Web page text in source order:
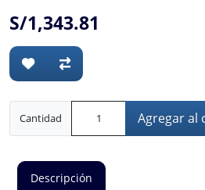
S/1,343.81
Cantidad Agregar al
Descripción